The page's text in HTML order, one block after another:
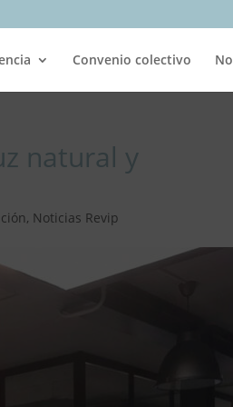
Convenio colectivo
natural y
, Noticias Revip